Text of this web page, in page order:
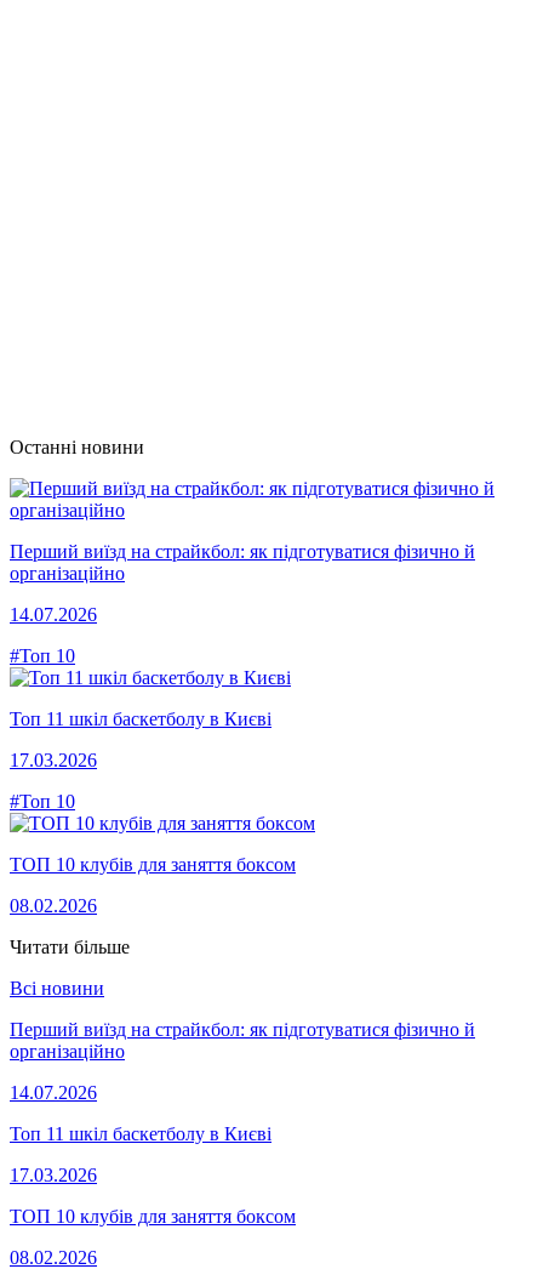
Останні новини
Перший виїзд на страйкбол: як підготуватися фізично й
організаційно
14.07.2026
#Топ 10
Топ 11 шкіл баскетболу в Києві
17.03.2026
#Топ 10
ТОП 10 клубів для заняття боксом
08.02.2026
Читати більше
Всі новини
Перший виїзд на страйкбол: як підготуватися фізично й
організаційно
14.07.2026
Топ 11 шкіл баскетболу в Києві
17.03.2026
ТОП 10 клубів для заняття боксом
08.02.2026